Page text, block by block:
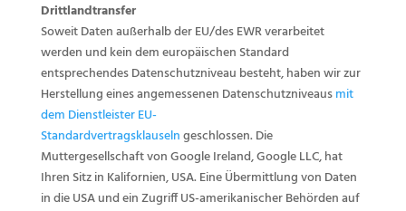
Drittlandtransfer
Soweit Daten außerhalb der EU/des EWR verarbeitet
werden und kein dem europäischen Standard
entsprechendes Datenschutzniveau besteht, haben wir zur
Herstellung eines angemessenen Datenschutzniveausmit
dem Dienstleister EU-
Standardvertragsklauselngeschlossen. Die
Muttergesellschaft von Google Ireland, Google LLC, hat
Ihren Sitz in Kalifornien, USA. Eine Übermittlung von Daten
in die USA und ein Zugriff US-amerikanischer Behörden auf